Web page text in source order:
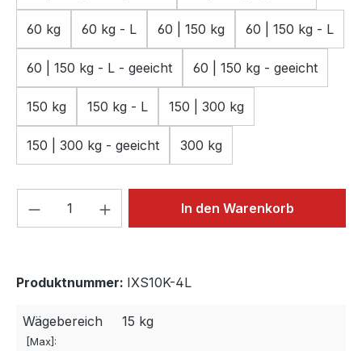
60 kg 60 kg - L 60 | 150 kg 60 | 150 kg - L
60 | 150 kg - L - geeicht 60 | 150 kg - geeicht
150 kg 150 kg - L 150 | 300 kg
150 | 300 kg - geeicht 300 kg
Produkt Anzahl: Gib denIn den Warenkorb
Produktnummer: IXS10K-4L
Wägebereich
[Max]:
15 kg